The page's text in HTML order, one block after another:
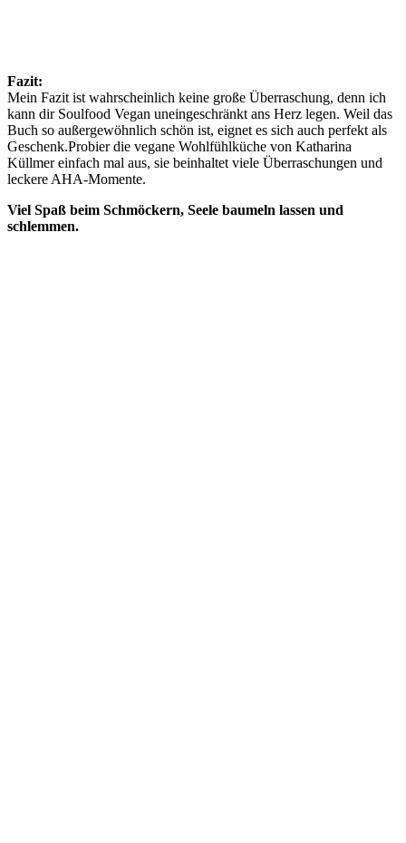
Fazit:
Mein Fazit ist wahrscheinlich keine große Überraschung, denn ich
kann dir Soulfood Vegan uneingeschränkt ans Herz legen. Weil das
Buch so außergewöhnlich schön ist, eignet es sich auch perfekt als
Geschenk.Probier die vegane Wohlfühlküche von Katharina
Küllmer einfach mal aus, sie beinhaltet viele Überraschungen und
leckere AHA-Momente.
Viel Spaß beim Schmöckern, Seele baumeln lassen und
schlemmen.